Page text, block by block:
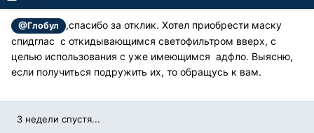
@Глобул
,спасибо за отклик. Хотел приобрести маску
спидглас с откидывающимся светофильтром вверх, с
целью использования с уже имеющимся адфло. Выясню,
если получиться подружить их, то обращусь к вам.
3 недели спустя...